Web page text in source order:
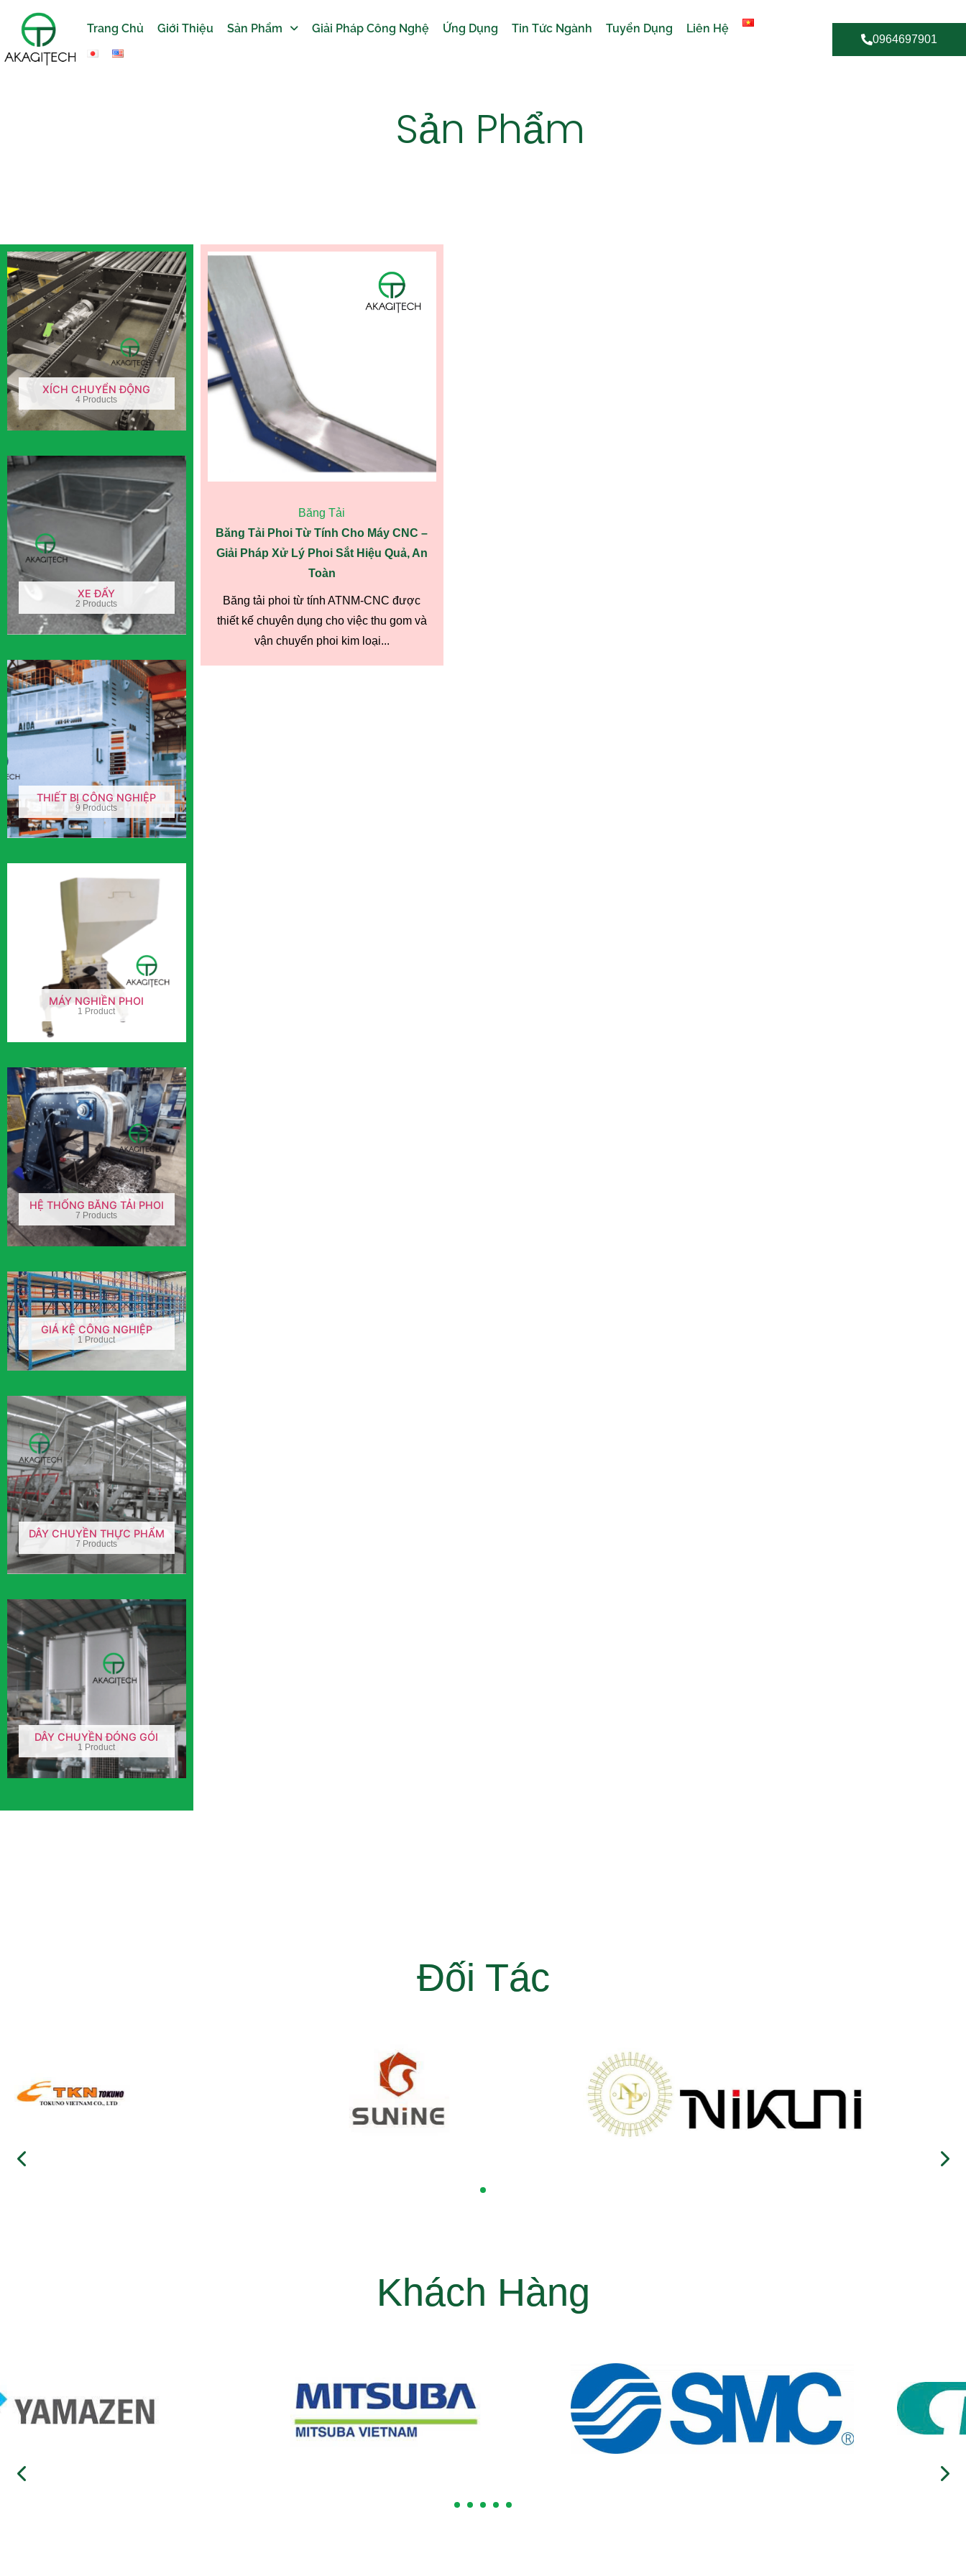
Trang Chủ Giới Thiệu Sản Phẩm Giải Pháp Công Nghệ Ứng Dụng Tin Tức Ngành Tuyển Dụng Liên Hệ
0964697901
Sản Phẩm
XÍCH CHUYỂN ĐỘNG
4 Products
XE ĐẨY
2 Products
THIẾT BỊ CÔNG NGHIỆP
9 Products
MÁY NGHIỀN PHOI
1 Product
HỆ THỐNG BĂNG TẢI PHOI
7 Products
GIÁ KỆ CÔNG NGHIỆP
1 Product
DÂY CHUYỀN THỰC PHẨM
7 Products
DÂY CHUYỀN ĐÓNG GÓI
1 Product
Băng Tải
Băng Tải Phoi Từ Tính Cho Máy CNC –
Giải Pháp Xử Lý Phoi Sắt Hiệu Quả, An
Toàn
Băng tải phoi từ tính ATNM-CNC được
thiết kế chuyên dụng cho việc thu gom và
vận chuyển phoi kim loại...
Đối Tác
Khách Hàng